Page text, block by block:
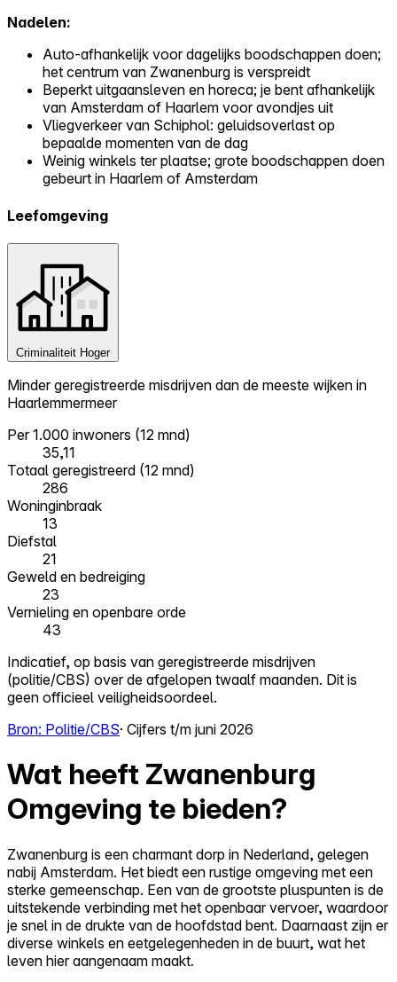
Nadelen:
Auto-afhankelijk voor dagelijks boodschappen doen;
het centrum van Zwanenburg is verspreidt
Beperkt uitgaansleven en horeca; je bent afhankelijk
van Amsterdam of Haarlem voor avondjes uit
Vliegverkeer van Schiphol: geluidsoverlast op
bepaalde momenten van de dag
Weinig winkels ter plaatse; grote boodschappen doen
gebeurt in Haarlem of Amsterdam
Leefomgeving
Criminaliteit Hoger
Minder geregistreerde misdrijven dan de meeste wijken in
Haarlemmermeer
Per 1.000 inwoners (12 mnd)
35,11
Totaal geregistreerd (12 mnd)
286
Woninginbraak
13
Diefstal
21
Geweld en bedreiging
23
Vernieling en openbare orde
43
Indicatief, op basis van geregistreerde misdrijven
(politie/CBS) over de afgelopen twaalf maanden. Dit is
geen officieel veiligheidsoordeel.
Bron: Politie/CBS· Cijfers t/m juni 2026
Wat heeft Zwanenburg
Omgeving te bieden?
Zwanenburg is een charmant dorp in Nederland, gelegen
nabij Amsterdam. Het biedt een rustige omgeving met een
sterke gemeenschap. Een van de grootste pluspunten is de
uitstekende verbinding met het openbaar vervoer, waardoor
je snel in de drukte van de hoofdstad bent. Daarnaast zijn er
diverse winkels en eetgelegenheden in de buurt, wat het
leven hier aangenaam maakt.